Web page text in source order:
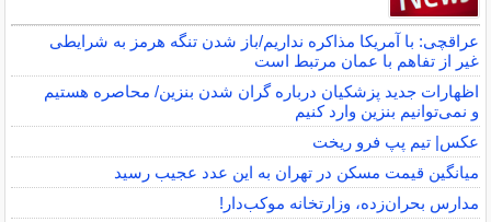
عراقچی: با آمریکا مذاکره نداریم/باز شدن تنگه هرمز به شرایطی
غیر از تفاهم با عمان مرتبط است
اظهارات جدید پزشکیان درباره گران شدن بنزین/ محاصره هستیم
و نمی‌توانیم بنزین وارد کنیم
عکس| تیم پپ فرو ریخت
میانگین قیمت مسکن در تهران به این عدد عجیب رسید
مدارس بحران‌زده، وزارتخانه موکب‌دار!